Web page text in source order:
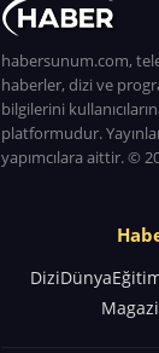
habersunum.com,
haberler, dizi ve
bilgilerini
platformudur.
yapımcılara aittir. ©
DiziDünya